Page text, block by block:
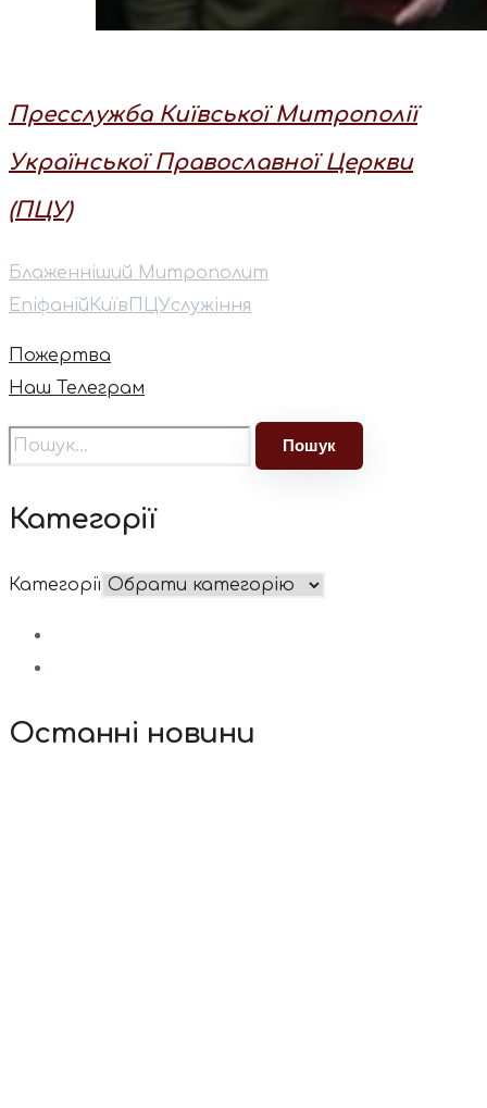
Пресслужба Київської Митрополії
Української Православної Церкви
(ПЦУ)
Блаженніший Митрополит
Епіфаній Київ ПЦУслужіння
Пожертва
Наш Телеграм
Категорії
Категорії
Останні новини